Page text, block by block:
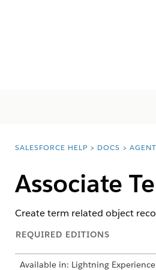
índice de materias
You are here:
SALESFORCE HELP DOCS
Associate
Create term related object
REQUIRED EDITIONS
Available in: Lightning Experience